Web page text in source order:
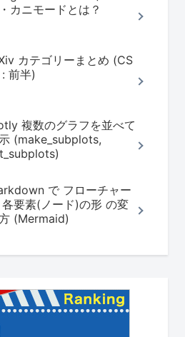
カニモードとは？
カテゴリーまとめ (CS
前半)
複数のグラフを並べて
(make_subplots,
で フローチャー
各要素(ノード)の形 の変
(Mermaid)